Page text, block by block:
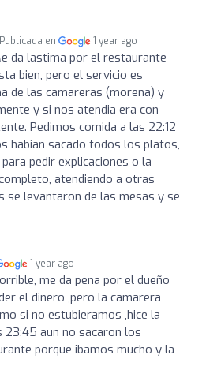
Publicada en 1 year ago
da lastima por el restaurante
bien, pero el servicio es
de las camareras (morena) y
y si nos atendia era con
Pedimos comida a las 22:12
habian sacado todos los platos,
pedir explicaciones o la
atendiendo a otras
se levantaron de las mesas y se
1 year ago
me da pena por el dueño
el dinero ,pero la camarera
si no estubieramos ,hice la
23:45 aun no sacaron los
porque ibamos mucho y la